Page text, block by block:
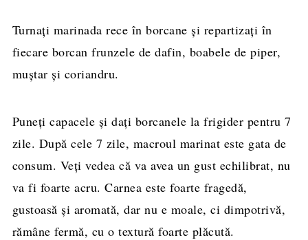
Turnați marinada rece în borcane și repartizați în
fiecare borcan frunzele de dafin, boabele de piper,
muștar și coriandru.
Puneți capacele și dați borcanele la frigider pentru 7
zile. După cele 7 zile, macroul marinat este gata de
consum. Veți vedea că va avea un gust echilibrat, nu
va fi foarte acru. Carnea este foarte fragedă,
gustoasă și aromată, dar nu e moale, ci dimpotrivă,
rămâne fermă, cu o textură foarte plăcută.